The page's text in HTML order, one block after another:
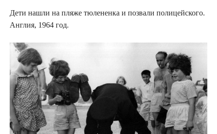
Дети нашли на пляже тюлененка и позвали полицейского.
Англия, 1964 год.